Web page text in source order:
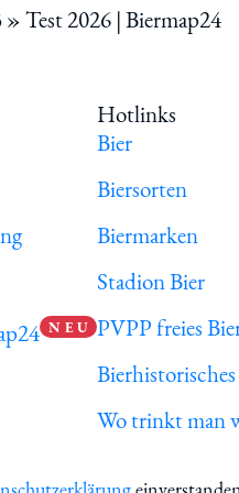
Test 2026 | Biermap24
N E U
Hotlinks
Bier
Biersorten
Biermarken
Stadion Bier
PVPP freies
Bierhistorisches
Wo trinkt man